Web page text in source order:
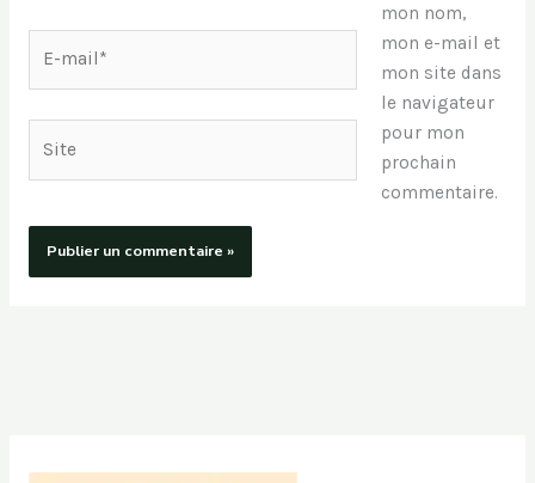
mon nom,
mon e-mail et
mon site dans
le navigateur
pour mon
prochain
commentaire.